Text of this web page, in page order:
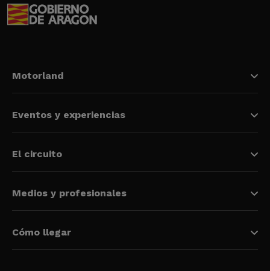
Motorland
Eventos y experiencias
El circuito
Medios y profesionales
Cómo llegar